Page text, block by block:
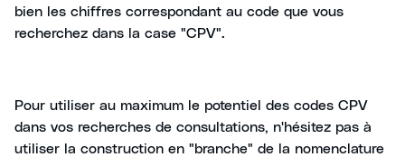
bien les chiffres correspondant au code que vous
recherchez dans la case "CPV".
Pour utiliser au maximum le potentiel des codes CPV
dans vos recherches de consultations, n'hésitez pas à
utiliser la construction en "branche" de la nomenclature